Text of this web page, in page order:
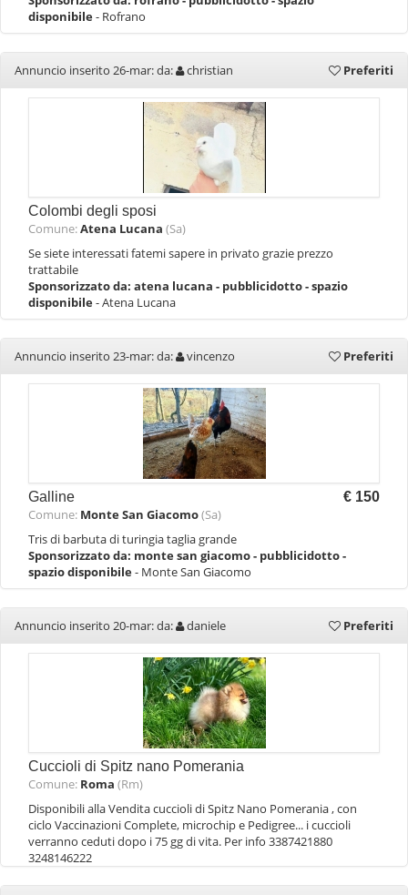
disponibile- Rofrano
Annuncio inserito 26-mar: da: christian Preferiti
Colombi degli sposi
Comune:Atena Lucana (Sa)
Se siete interessati fatemi sapere in privato grazie prezzo
trattabile
Sponsorizzato da: atena lucana - pubblicidotto - spazio
disponibile- Atena Lucana
Annuncio inserito 23-mar: da: vincenzo Preferiti
Galline € 150
Comune: Monte San Giacomo(Sa)
Tris di barbuta di turingia taglia grande
Sponsorizzato da: monte san giacomo - pubblicidotto -
spazio disponibile- Monte San Giacomo
Annuncio inserito 20-mar: da: daniele Preferiti
Cuccioli di Spitz nano Pomerania
Comune: Roma (Rm)
Disponibili alla Vendita cuccioli di Spitz Nano Pomerania , con
ciclo Vaccinazioni Complete, microchip e Pedigree... i cuccioli
verranno ceduti dopo i 75 gg di vita. Per info 3387421880
3248146222